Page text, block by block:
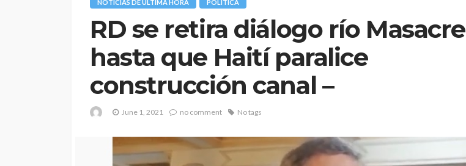
NOTICIAS DE ÚLTIMA HORA POLÍTICA
RD se retira diálogo río Masacre
hasta que Haití paralice
construcción canal –
June 1, 2021 no comment No tags